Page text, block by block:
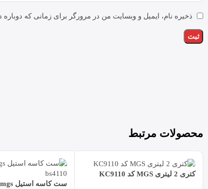
ذخیره نام، ایمیل و وبسایت من در مرورگر برای زمانی که
محصولات مرتبط
کتری 2 لیتری MGS کد KC9110